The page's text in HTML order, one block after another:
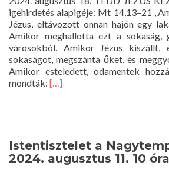
igehirdetés alapigéje: Mt 14,13–21
Jézus, eltávozott onnan hajón egy
Amikor meghallotta ezt a
városokból. Amikor Jézus kiszállt,
sokaságot, megszánta őket, és
Amikor esteledett, odamentek
mondták: Read
Nagytemplomban
–
2024.
[…]
Istentisztelet a
2024. augusztus 11. 10 óra